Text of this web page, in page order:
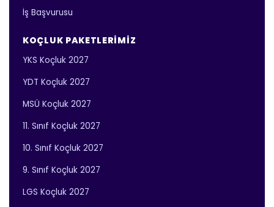
İş Başvurusu
KOÇLUK PAKETLERIMIZ
YKS Koçluk 2027
YDT Koçluk 2027
MSÜ Koçluk 2027
11. Sınıf Koçluk 2027
10. Sınıf Koçluk 2027
9. Sınıf Koçluk 2027
LGS Koçluk 2027